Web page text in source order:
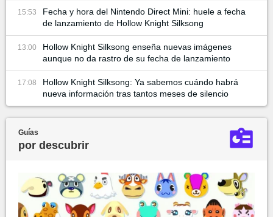
15:53
Fecha y hora del Nintendo Direct Mini: huele a fecha
de lanzamiento de Hollow Knight Silksong
13:00
Hollow Knight Silksong enseña nuevas imágenes
aunque no da rastro de su fecha de lanzamiento
17:08
Hollow Knight Silksong: Ya sabemos cuándo habrá
nueva información tras tantos meses de silencio
Guías
por descubrir